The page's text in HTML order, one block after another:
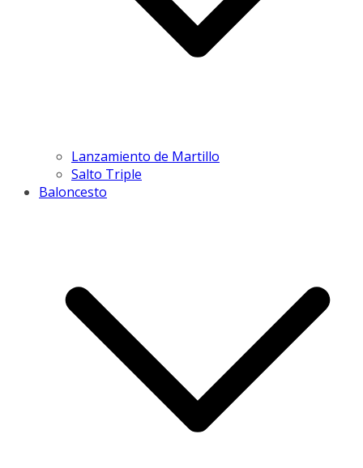
Lanzamiento de Martillo
Salto Triple
Baloncesto